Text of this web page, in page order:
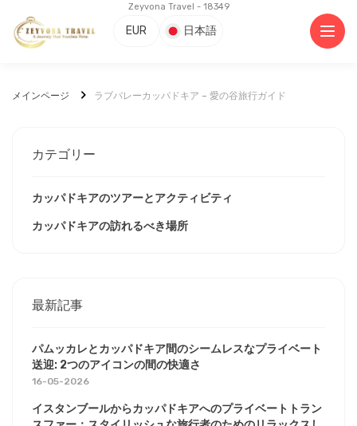
Zeyvona Travel - 18349
EUR 日本語
メインページ ラブバレーカッパドキア – 愛の谷旅行ガイド
カテゴリー
カッパドキアのツアーとアクティビティ
カッパドキアの訪れるべき場所
最新記事
パムッカレとカッパドキア間のシームレスなプライベート
送迎: 2つのアイコンの間の快適さ
16-05-2026
イスタンブールからカッパドキアへのプライベートトラン